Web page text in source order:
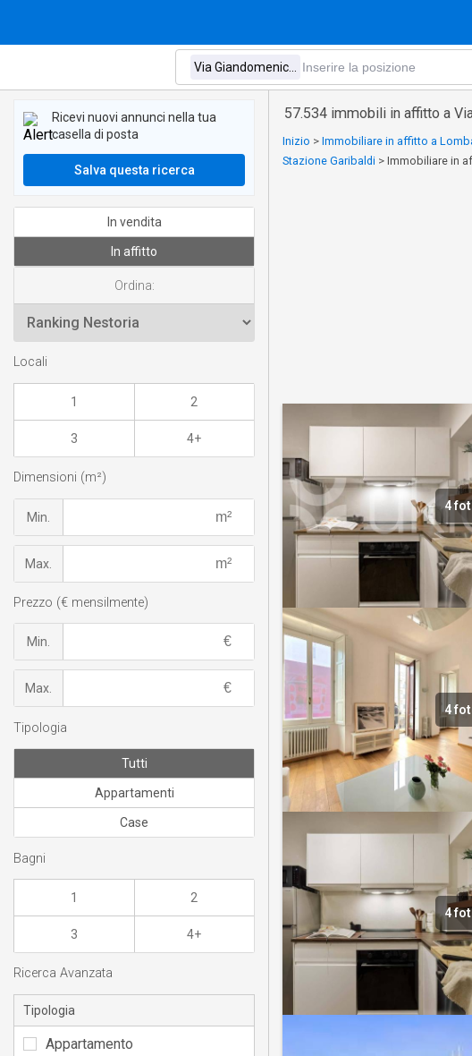
57.534 immobili in affitto a
Inizio > Immobiliare in affitto a
Stazione Garibaldi > Immobiliare in
4
4
4
Ricevi nuovi annunci nella tua
casella di posta
Salva questa ricerca
In vendita
In affitto
Ordina:
Locali
1 2
3 4+
Dimensioni (m²)
Min.
Max.
Prezzo (€ mensilmente)
Min.
Max.
Tipologia
Tutti
Appartamenti
Case
Bagni
1 2
3 4+
Ricerca Avanzata
Tipologia
Appartamento